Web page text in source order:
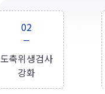
02
도축위생검사
강화